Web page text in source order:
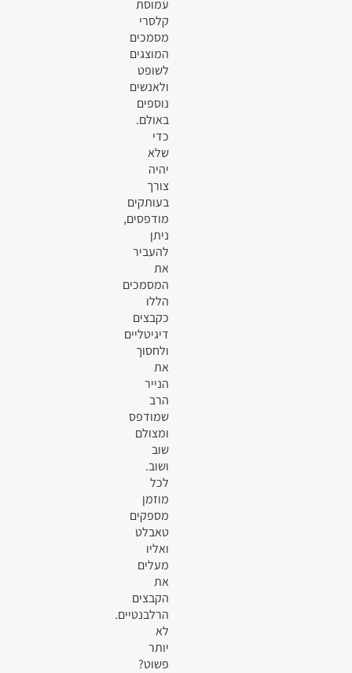
עמוסת
קלסרי
מסמכים
המוצגים
לשופט
ולאנשים
נוספים
באולם.
כדי
שלא
יהיה
צורך
בעותקים
מודפסים,
ניתן
להעביר
את
המסמכים
הללו
כקבצים
דיגיטליים
ולחסוך
את
הנייר
הרב
שמודפס
ומצולם
שוב
ושוב.
לכל
מוזמן
מספקים
טאבלט
ואליו
מעלים
את
הקבצים
הרלבנטיים.
לא
יותר
פשוט?